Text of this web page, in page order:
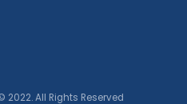
2022. All Rights Reserved